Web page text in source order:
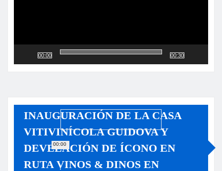
00:00
00:00
00:30
INAUGURACIÓN DE LA CASA
VITIVINÍCOLA GUIDOVA Y
DEVELACIÓN DE ÍCONO EN
RUTA VINOS & DINOS EN